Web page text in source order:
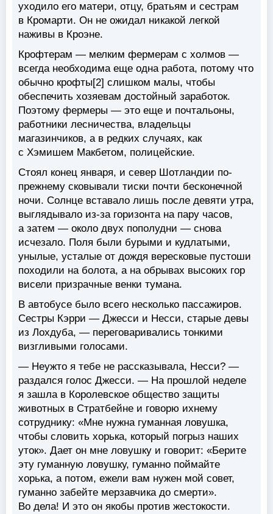
уходило его матери, отцу, братьям и сестрам
в Кромарти. Он не ожидал никакой легкой
наживы в Кроэне.
Крофтерам — мелким фермерам с холмов —
всегда необходима еще одна работа, потому что
обычно крофты[2] слишком малы, чтобы
обеспечить хозяевам достойный заработок.
Поэтому фермеры — это еще и почтальоны,
работники лесничества, владельцы
магазинчиков, а в редких случаях, как
с Хэмишем Макбетом, полицейские.
Стоял конец января, и север Шотландии по-
прежнему сковывали тиски почти бесконечной
ночи. Солнце вставало лишь после девяти утра,
выглядывало из-за горизонта на пару часов,
а затем — около двух пополудни — снова
исчезало. Поля были бурыми и кудлатыми,
унылые, усталые от дождя вересковые пустоши
походили на болота, а на обрывах высоких гор
висели призрачные венки тумана.
В автобусе было всего несколько пассажиров.
Сестры Кэрри — Джесси и Несси, старые девы
из Лохдуба, — переговаривались тонкими
визгливыми голосами.
— Неужто я тебе не рассказывала, Несси? —
раздался голос Джесси. — На прошлой неделе
я зашла в Королевское общество защиты
животных в Стратбейне и говорю ихнему
сотруднику: «Мне нужна гуманная ловушка,
чтобы словить хорька, который погрыз наших
уток». Дает он мне ловушку и говорит: «Берите
эту гуманную ловушку, гуманно поймайте
хорька, а потом, ежели вам нужен мой совет,
гуманно забейте мерзавчика до смерти».
Во дела! И это он якобы против жестокости.